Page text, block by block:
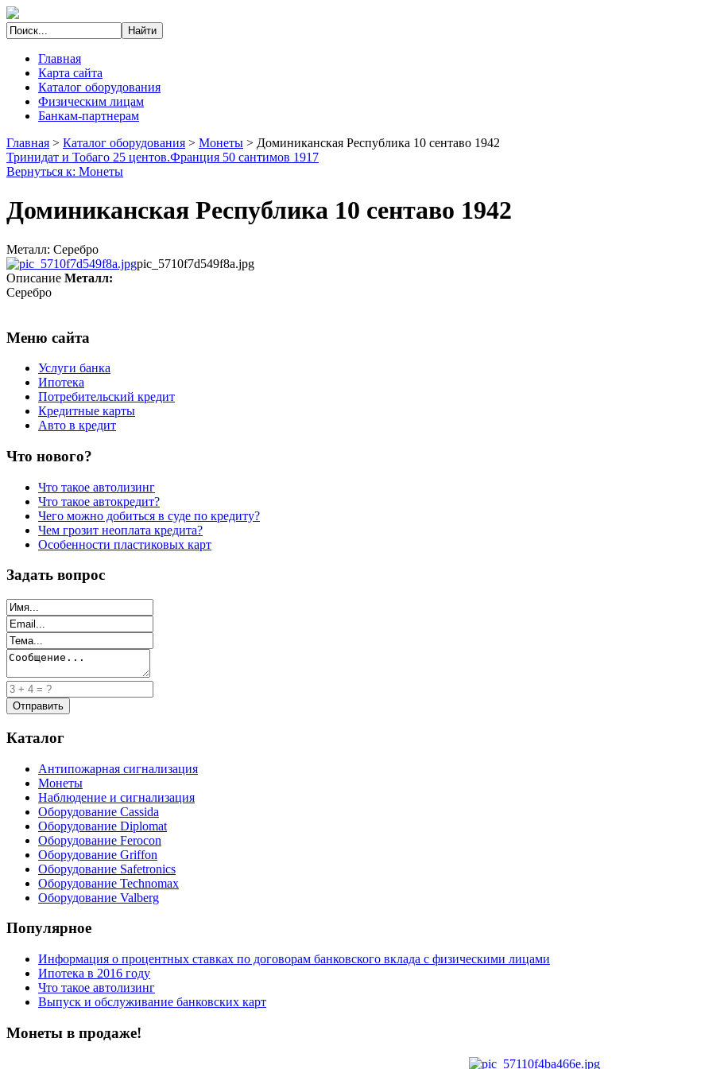
Главная
Карта сайта
Каталог оборудования
Физическим лицам
Банкам-партнерам
Главная > Каталог оборудования > Монеты > Доминиканская Республика 10 сентаво 1942
Тринидат и Тобаго 25 центов.Франция 50 сантимов 1917
Вернуться к: Монеты
Доминиканская Республика 10 сентаво 1942
Металл: Серебро
pic_5710f7d549f8a.jpg
Описание Металл:
Серебро
Меню сайта
Услуги банка
Ипотека
Потребительский кредит
Кредитные карты
Авто в кредит
Что нового?
Что такое автолизинг
Что такое автокредит?
Чего можно добиться в суде по кредиту?
Чем грозит неоплата кредита?
Особенности пластиковых карт
Задать вопрос
Каталог
Антипожарная сигнализация
Монеты
Наблюдение и сигнализация
Оборудование Cassida
Оборудование Diplomat
Оборудование Ferocon
Оборудование Griffon
Оборудование Safetronics
Оборудование Technomax
Оборудование Valberg
Популярное
Информация о процентных ставках по договорам банковского вклада с физическими лицами
Ипотека в 2016 году
Что такое автолизинг
Выпуск и обслуживание банковских карт
Монеты в продаже!